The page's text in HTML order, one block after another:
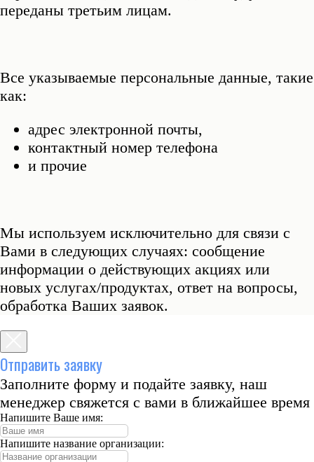
переданы третьим лицам.
Все указываемые персональные данные, такие
как:
адрес электронной почты,
контактный номер телефона
и прочие
Мы используем исключительно для связи с
Вами в следующих случаях: сообщение
информации о действующих акциях или
новых услугах/продуктах, ответ на вопросы,
обработка Ваших заявок.
Отправить заявку
Заполните форму и подайте заявку, наш
менеджер свяжется с вами в ближайшее время
Напишите Ваше имя:
Напишите название организации: